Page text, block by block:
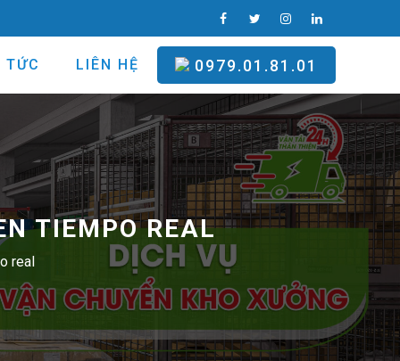
TỨC LIÊN HỆ 0979.01.81.01
TIEMPO REAL
real